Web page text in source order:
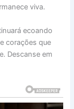
viva.
ecoando
corações que
Descanse em